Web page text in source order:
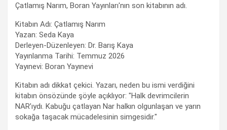
Çatlamış Narım, Boran Yayınları'nın son kitabının adı.
Kitabın Adı: Çatlamış Narım
Yazan: Seda Kaya
Derleyen-Düzenleyen: Dr. Barış Kaya
Yayınlanma Tarihi: Temmuz 2026
Yayınevi: Boran Yayınevi
Kitabın adı dikkat çekici. Yazarı, neden bu ismi verdiğini
kitabın önsözünde şöyle açıklıyor: "Halk devrimcilerin
NAR’ıydı. Kabuğu çatlayan Nar halkın olgunlaşan ve yarın
sokağa taşacak mücadelesinin simgesidir."